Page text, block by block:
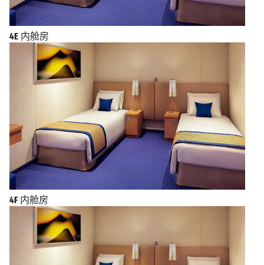
4E 内舱房
4F 内舱房